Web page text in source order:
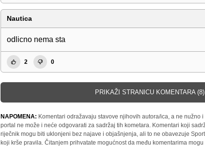
Nautica
odlicno nema sta
2 0
PRIKAŽI STRANICU KOMENTARA (8)
NAPOMENA: Komentari odražavaju stavove njihovih autora/ica, a ne nužno
portal ne može i neće odgovarati za sadržaj tih kometara. Komentari koji
riječnik mogu biti uklonjeni bez najave i objašnjenja, ali to ne obavezuje
koji krše pravila. Čitanjem prihvatate mogućnost da među komentarima